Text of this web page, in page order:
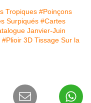
Tropiques #Poinçons
Surpiqués #Cartes
Janvier-Juin
#Plioir 3D Tissage Sur la